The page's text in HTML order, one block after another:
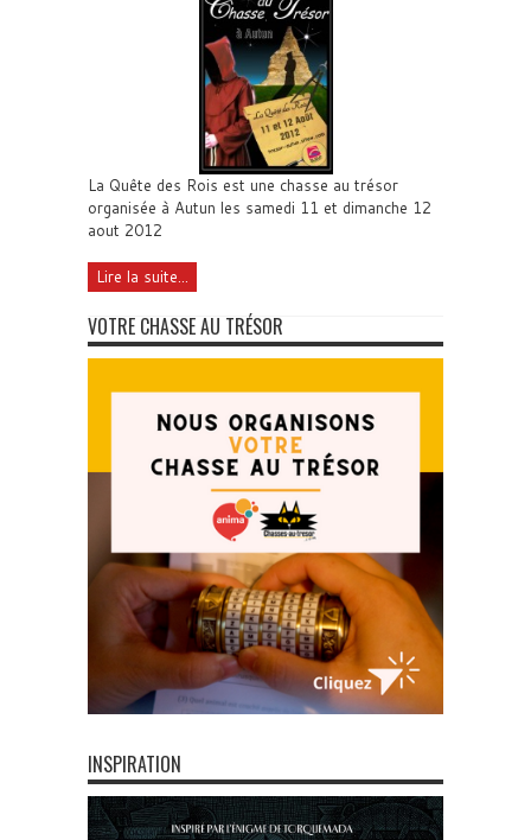
La Quête des Rois est une chasse au trésor
organisée à Autun les samedi 11 et dimanche 12
aout 2012
Lire la suite...
VOTRE CHASSE AU TRÉSOR
INSPIRATION